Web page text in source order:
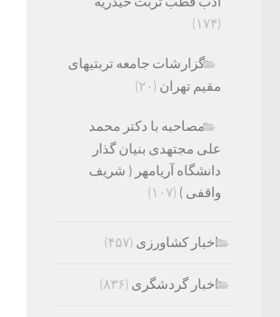
(۱۷۴)
گزارشات جامعه تربتیهای
مقیم تهران (۲۰)
مصاحبه با دکتر محمد
علی مجتهدی بنیان گذار
دانشگاه آریامهر ( شریف
واقفی ) (۱۰۷)
اخبار کشاورزی (۴۵۷)
اخبار گردشگری (۸۳۶)